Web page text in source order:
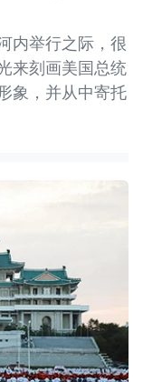
内举行之际，很
来刻画美国总统
象，并从中寄托